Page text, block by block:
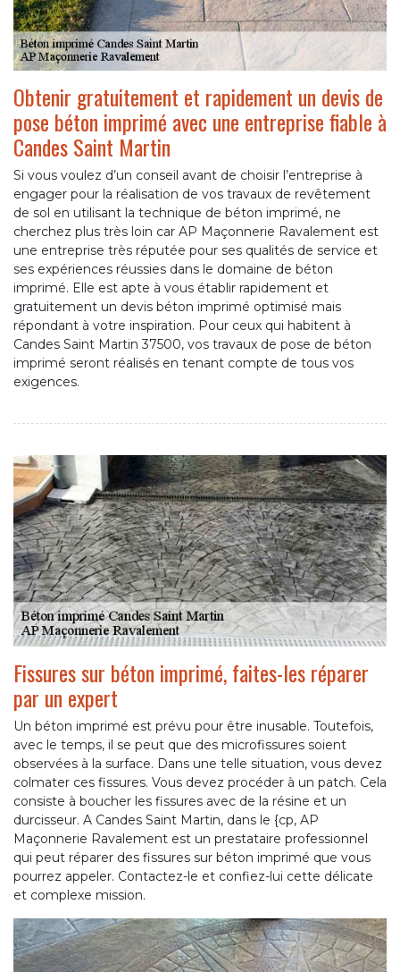
Obtenir gratuitement et rapidement un devis de
pose béton imprimé avec une entreprise fiable à
Candes Saint Martin
Si vous voulez d’un conseil avant de choisir l’entreprise à
engager pour la réalisation de vos travaux de revêtement
de sol en utilisant la technique de béton imprimé, ne
cherchez plus très loin car AP Maçonnerie Ravalement est
une entreprise très réputée pour ses qualités de service et
ses expériences réussies dans le domaine de béton
imprimé. Elle est apte à vous établir rapidement et
gratuitement un devis béton imprimé optimisé mais
répondant à votre inspiration. Pour ceux qui habitent à
Candes Saint Martin 37500, vos travaux de pose de béton
imprimé seront réalisés en tenant compte de tous vos
exigences.
Fissures sur béton imprimé, faites-les réparer
par un expert
Un béton imprimé est prévu pour être inusable. Toutefois,
avec le temps, il se peut que des microfissures soient
observées à la surface. Dans une telle situation, vous devez
colmater ces fissures. Vous devez procéder à un patch. Cela
consiste à boucher les fissures avec de la résine et un
durcisseur. A Candes Saint Martin, dans le {cp, AP
Maçonnerie Ravalement est un prestataire professionnel
qui peut réparer des fissures sur béton imprimé que vous
pourrez appeler. Contactez-le et confiez-lui cette délicate
et complexe mission.